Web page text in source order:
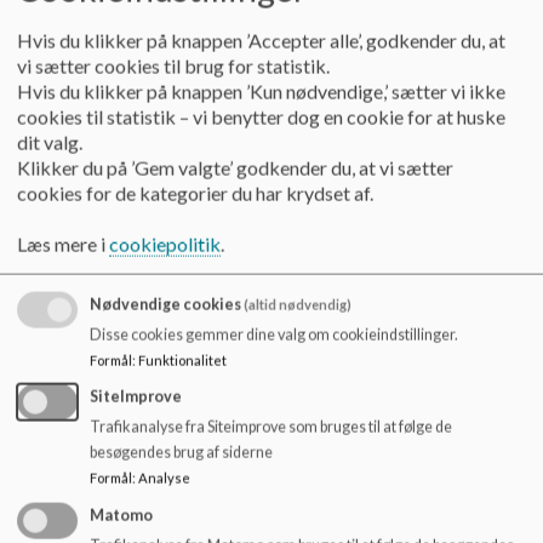
legepladsen, der ligger ud for Tumlingestuen. Men med tiden
bevæger de sig længere væk sammen med deres voksne og
de lærer resten af legepladsen og vuggestuens øvrige børn
og voksne at kende.
Både vuggestuebørn, børnehave børn og børn fra
basisgruppen kan komme på besøg på hinandens legepladser.
Udover selve stuerne har vi en del andre rum med forskellige
funktioner
Således er der i vuggestueafdelingen et krea rum og et
tumlerum med madrasser, puder og rutsjebane. Desuden er
der også mulighed for at lege på gangarealerne, fx kan man
køre på motorcykel på gangene, når der ikke er for mange
forældre på gangene. Det er en stor succes, da gangene er
lange.
I børnehaven har vi både et rum til at bygge huler i, et
motorikrum, et teaterrum og et lille rum vi kalder
"Roligheden" og hvor der kun kan være to børn af gangen, der
kigger bøger eller leger stille og roligt. På børnehavens gang
Hvis du klikker på knappen ’Accepter alle’, godkender du, at
vi sætter cookies til brug for statistik.
Hvis du klikker på knappen ’Kun nødvendige,’ sætter vi ikke
cookies til statistik – vi benytter dog en cookie for at huske
dit valg.
Klikker du på ’Gem valgte’ godkender du, at vi sætter
cookies for de kategorier du har krydset af.
Læs mere icookiepolitik.
Nødvendige cookies(altid nødvendig)
Disse cookies gemmer dine valg om cookieindstillinger.
Formål: Funktionalitet
SiteImprove
Trafikanalyse fra Siteimprove som bruges til at følge de
besøgendes brug af siderne
Formål : Analyse
Matomo